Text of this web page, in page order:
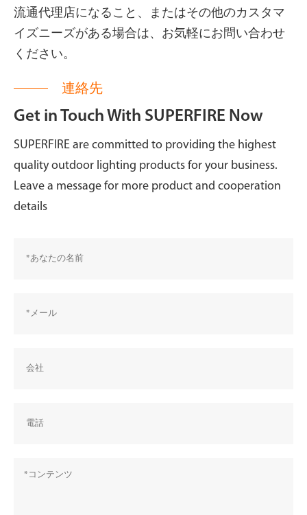
流通代理店になること、またはその他のカスタマ
イズニーズがある場合は、お気軽にお問い合わせ
ください。
連絡先
Get in Touch With SUPERFIRE Now
SUPERFIRE are committed to providing the highest
quality outdoor lighting products for your business.
Leave a message for more product and cooperation
details